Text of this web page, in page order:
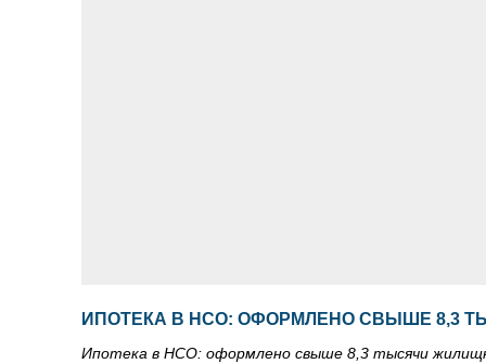
ИПОТЕКА В НСО: ОФОРМЛЕНО СВЫШЕ 8,3
Ипотека в НСО: оформлено свыше 8,3 тысячи